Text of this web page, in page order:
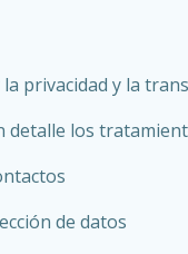
privacidad y la
detalle los
de datos